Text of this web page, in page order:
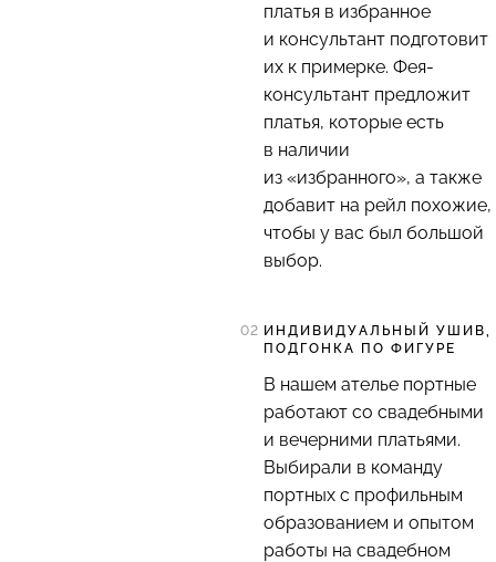
платья в избранное
и консультант подготовит
их к примерке. Фея-
консультант предложит
платья, которые есть
в наличии
из «избранного», а также
добавит на рейл похожие,
чтобы у вас был большой
выбор.
ИНДИВИДУАЛЬНЫЙ УШИВ,
ПОДГОНКА ПО ФИГУРЕ
В нашем ателье портные
работают со свадебными
и вечерними платьями.
Выбирали в команду
портных с профильным
образованием и опытом
работы на свадебном